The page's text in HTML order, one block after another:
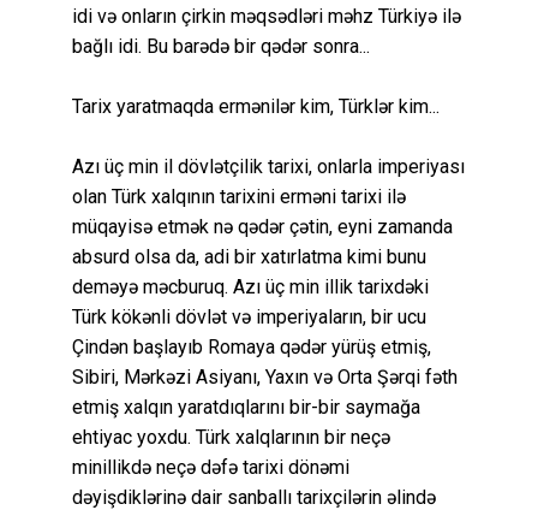
idi və onların çirkin məqsədləri məhz Türkiyə ilə
bağlı idi. Bu barədə bir qədər sonra...
Tarix yaratmaqda ermənilər kim, Türklər kim...
Azı üç min il dövlətçilik tarixi, onlarla imperiyası
olan Türk xalqının tarixini erməni tarixi ilə
müqayisə etmək nə qədər çətin, eyni zamanda
absurd olsa da, adi bir xatırlatma kimi bunu
deməyə məcburuq. Azı üç min illik tarixdəki
Türk kökənli dövlət və imperiyaların, bir ucu
Çindən başlayıb Romaya qədər yürüş etmiş,
Sibiri, Mərkəzi Asiyanı, Yaxın və Orta Şərqi fəth
etmiş xalqın yaratdıqlarını bir-bir saymağa
ehtiyac yoxdu. Türk xalqlarının bir neçə
minillikdə neçə dəfə tarixi dönəmi
dəyişdiklərinə dair sanballı tarixçilərin əlində